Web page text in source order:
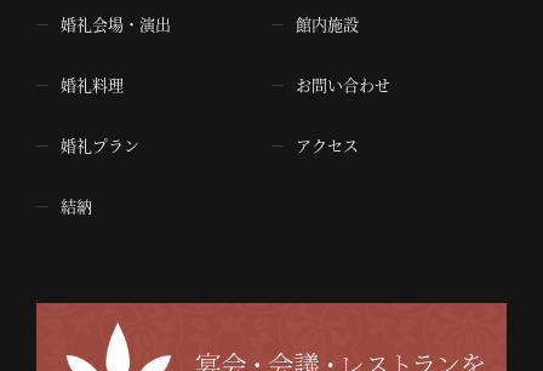
婚礼会場・演出
婚礼料理
婚礼プラン
結納
館内施設
お問い合わせ
アクセス